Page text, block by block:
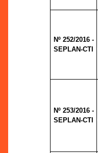
Nº 252/2016 -
SEPLAN-CTI
Nº 253/2016 -
SEPLAN-CTI